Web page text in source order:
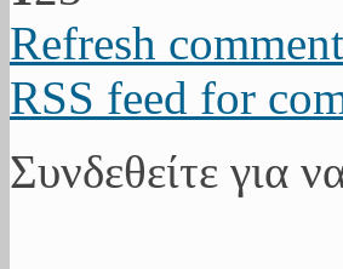
Refresh
RSS feed for
Συνδεθείτε για